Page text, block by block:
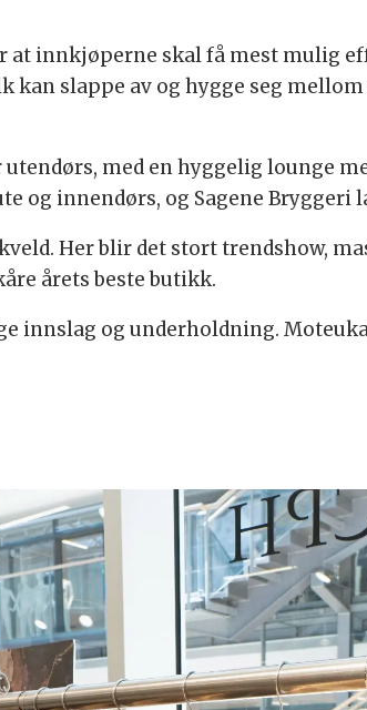
innkjøperne skal få mest mulig
slappe av og hygge seg
med en hyggelig lounge
og innendørs, og Sagene Bryggeri
Her blir det stort trendshow,
årets beste butikk.
innslag og underholdning.